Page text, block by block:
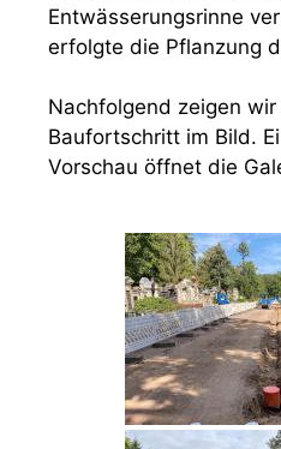
Entwässerungsrinne
erfolgte die Pflanzung
Nachfolgend zeigen wir
Baufortschritt im Bild.
Vorschau öffnet die